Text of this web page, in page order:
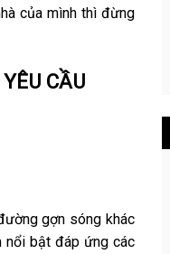
của mình thì đừng
CẦU
gợn sóng khác
nổi bật đáp ứng các